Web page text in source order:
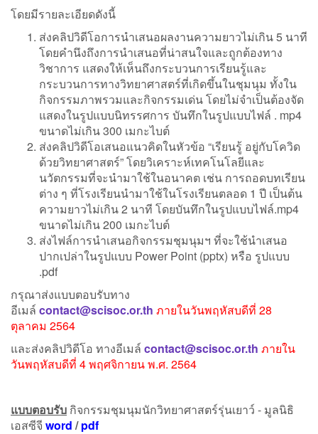
โดยมีรายละเอียดดังนี้
ส่งคลิปวิดีโอการนำเสนอผลงานความยาวไม่เกิน 5 นาที
โดยคำนึงถึงการนำเสนอที่น่าสนใจและถูกต้องทาง
วิชาการ แสดงให้เห็นถึงกระบวนการเรียนรู้และ
กระบวนการทางวิทยาศาสตร์ที่เกิดขึ้นในชุมนุม ทั้งใน
กิจกรรมภาพรวมและกิจกรรมเด่น โดยไม่จำเป็นต้องจัด
แสดงในรูปแบบนิทรรศการ บันทึกในรูปแบบไฟล์ . mp4
ขนาดไม่เกิน 300 เมกะไบต์
ส่งคลิปวิดีโอเสนอแนวคิดในหัวข้อ “เรียนรู้ อยู่กับโควิด
ด้วยวิทยาศาสตร์” โดยวิเคราะห์เทคโนโลยีและ
นวัตกรรมที่จะนำมาใช้ในอนาคต เช่น การถอดบทเรียน
ต่าง ๆ ที่โรงเรียนนำมาใช้ในโรงเรียนตลอด 1 ปี เป็นต้น
ความยาวไม่เกิน 2 นาที โดยบันทึกในรูปแบบไฟล์.mp4
ขนาดไม่เกิน 200 เมกะไบต์
ส่งไฟล์การนำเสนอกิจกรรมชุมนุมฯ ที่จะใช้นำเสนอ
ปากเปล่าในรูปแบบ Power Point (pptx) หรือ รูปแบบ
.pdf
กรุณาส่งแบบตอบรับทาง
อีเมล์ contact@scisoc.or.th ภายในวันพฤหัสบดีที่ 28
ตุลาคม 2564
และส่งคลิปวิดีโอ ทางอีเมล์ contact@scisoc.or.th ภายใน
วันพฤหัสบดีที่ 4 พฤศจิกายน พ.ศ. 2564
แบบตอบรับ กิจกรรมชุมนุมนักวิทยาศาสตร์รุ่นเยาว์ - มูลนิธิ
เอสซีจี word /pdf